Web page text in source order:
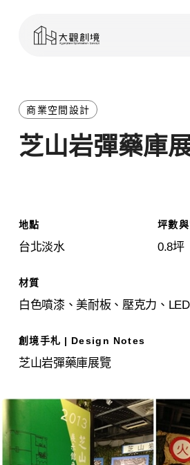
商業空間設計
芝山岩彈藥庫
地點
台北淡水
坪數
0.8坪
材質
白色噴漆、美耐板、壓克力、
創境手札 | Design Notes
芝山岩彈藥庫展覽